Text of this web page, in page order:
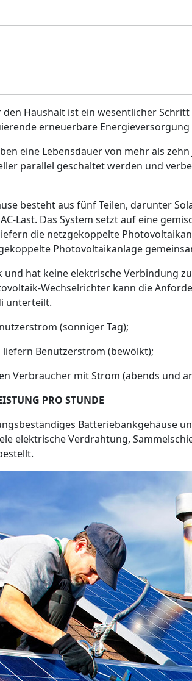
Haushalt ist ein wesentlicher
erneuerbare Energieversorgung
eine Lebensdauer von mehr als
parallel geschaltet werden und
besteht aus fünf Teilen, darunter
Last. Das System setzt auf eine
die netzgekoppelte
Photovoltaikanlage
hat keine elektrische Verbindung
Wechselrichter kann die
unterteilt.
(sonniger Tag);
Benutzerstrom (bewölkt);
Verbraucher mit Strom (abends und
PRO STUNDE
Batteriebankgehäuse
elektrische Verdrahtung,